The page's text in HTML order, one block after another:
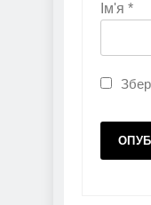
Ім'я *